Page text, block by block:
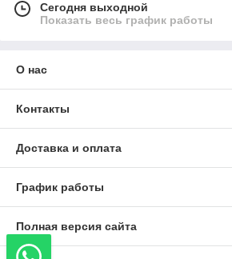
Сегодня выходной
Показать весь график работы
О нас
Контакты
Доставка и оплата
График работы
Полная версия сайта